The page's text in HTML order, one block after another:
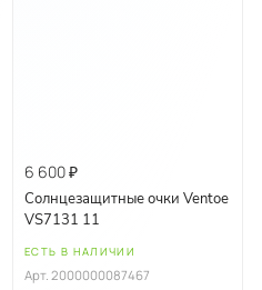
6 600 ₽
Солнцезащитные очки Ventoe
VS7131 11
ЕСТЬ В НАЛИЧИИ
Арт. 2000000087467